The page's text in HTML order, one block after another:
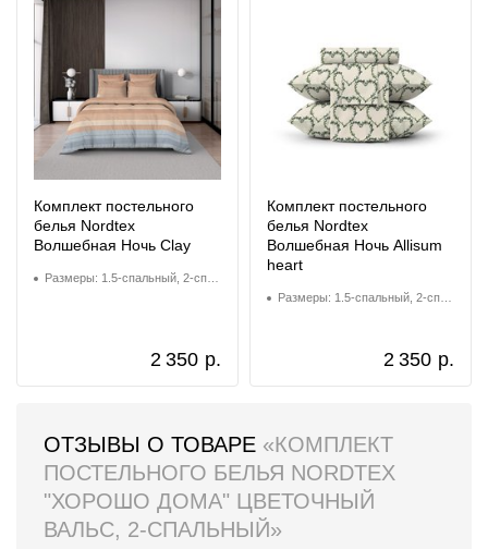
Комплект постельного
белья Nordtex
Волшебная Ночь Clay
Размеры: 1.5-спальный, 2-спальный, Евро
2 350 р.
Комплект постельного
белья Nordtex
Волшебная Ночь Allisum
heart
Размеры: 1.5-спальный, 2-спальный, Евро
2 350 р.
ОТЗЫВЫ О ТОВАРЕ «КОМПЛЕКТ
ПОСТЕЛЬНОГО БЕЛЬЯ NORDTEX
"ХОРОШО ДОМА" ЦВЕТОЧНЫЙ
ВАЛЬС, 2-СПАЛЬНЫЙ»